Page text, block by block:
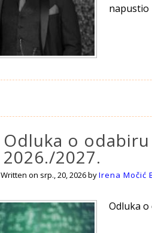
napustio
Odluka o
2026./2027.
Written on srp., 20, 2026byIrena Močić
Odluka o